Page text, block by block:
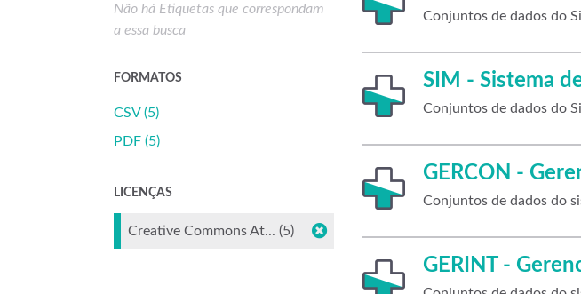
Conjuntos de dados do
SIM - Sistema
Conjuntos de dados do
GERCON -
Conjuntos de dados do
GERINT -
Não há Etiquetas que correspondam
a essa busca
FORMATOS
CSV (5)
PDF (5)
LICENÇAS
Creative Commons At... (5)